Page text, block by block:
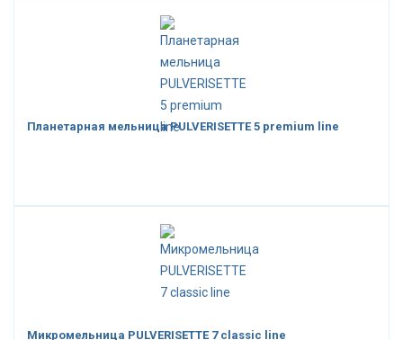
Планетарная мельница PULVERISETTE 5 premium line
Микромельница PULVERISETTE 7 classic line